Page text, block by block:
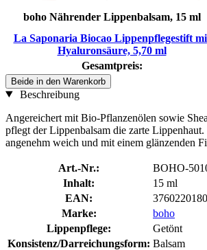
boho Nährender Lippenbalsam, 15 ml
La Saponaria Biocao Lippenpflegestift
Hyaluronsäure, 5,70 ml
Gesamtpreis:
Beide in den Warenkorb
Beschreibung
Angereichert mit Bio-Pflanzenölen sowie
pflegt der Lippenbalsam die zarte Lippenhaut.
angenehm weich und mit einem glänzenden
Art.-Nr.:
BOHO-
Inhalt:
15 ml
EAN:
Marke:
boho
Lippenpflege:
Getönt
Konsistenz/Darreichungsform: Balsam